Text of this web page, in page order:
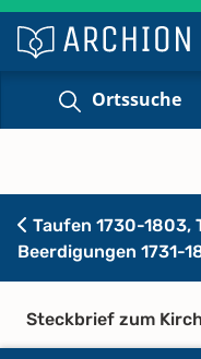
Ortssuche
Taufen 1730-1803,
Beerdigungen 1731-
Steckbrief zum